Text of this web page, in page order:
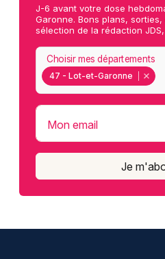
J-6 avant votre dose
Garonne. Bons plans,
sélection de la rédaction
47 - Lot-et-Garonne
Choisir mes départements
Mon email
Je